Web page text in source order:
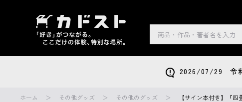
2026/07/29 令和
ホーム その他グッズ その他のグッズ 【サイン本付き】『